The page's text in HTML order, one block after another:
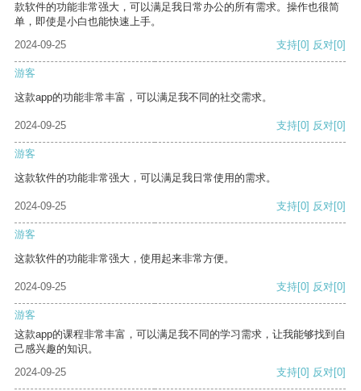
款软件的功能非常强大，可以满足我日常办公的所有需求。操作也很简
单，即使是小白也能快速上手。
2024-09-25
支持[0] 反对[0]
游客
这款app的功能非常丰富，可以满足我不同的社交需求。
2024-09-25 支持[0] 反对[0]
游客
这款软件的功能非常强大，可以满足我日常使用的需求。
2024-09-25 支持[0] 反对[0]
游客
这款软件的功能非常强大，使用起来非常方便。
2024-09-25 支持[0] 反对[0]
游客
这款app的课程非常丰富，可以满足我不同的学习需求，让我能够找到自
己感兴趣的知识。
2024-09-25
支持[0] 反对[0]